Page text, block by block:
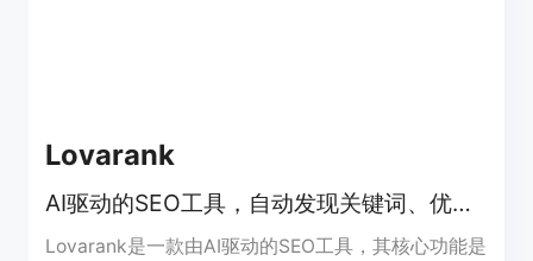
Lovarank
AI驱动的SEO工具，自动发现关键词、优化文章、每日发布，提升流量。
Lovarank是一款由AI驱动的SEO工具，其核心功能是